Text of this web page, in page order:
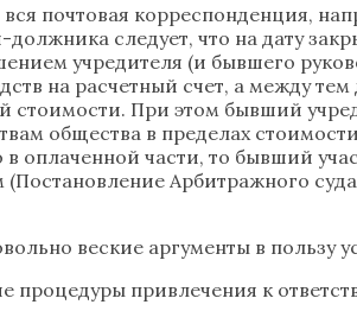
почтовая корреспонденция,
следует, что на дату
учредителя (и бывшего
на расчетный счет, а между
стоимости. При этом бывший
общества в пределах
оплаченной части, то бывший
Арбитражного
веские аргументы в пользу
привлечения к